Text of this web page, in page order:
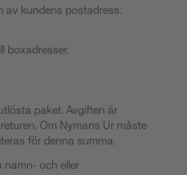
av kundens postadress.
boxadresser.
paket. Avgiften är
Om Nymans Ur måste
för denna summa.
namn- och eller